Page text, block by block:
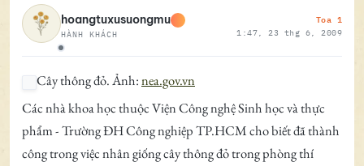
Ngoại tuyến
hoangtuxusuongmu
HÀNH KHÁCH
Toa 1
1:47, 23 thg 6, 2009
Cây thông đỏ. Ảnh:nea.gov.vn
Các nhà khoa học thuộc Viện Công nghệ Sinh học và thực
phẩm - Trường ĐH Công nghiệp TP.HCM cho biết đã thành
công trong việc nhân giống cây thông đỏ trong phòng thí